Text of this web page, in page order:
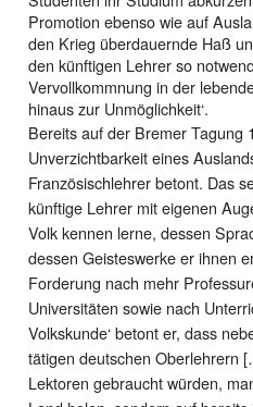
Promotion ebenso wie auf
den Krieg überdauernde Haß
den künftigen Lehrer so
Vervollkommnung in der
hinaus zur Unmöglichkeit‘.
Bereits auf der Bremer Tagung
Unverzichtbarkeit eines
Französischlehrer betont. Das
künftige Lehrer mit eigenen
Volk kennen lerne, dessen
dessen Geisteswerke er ihnen
Forderung nach mehr
Universitäten sowie nach
Volkskunde‘ betont er, dass
tätigen deutschen Oberlehrern
Lektoren gebraucht würden,